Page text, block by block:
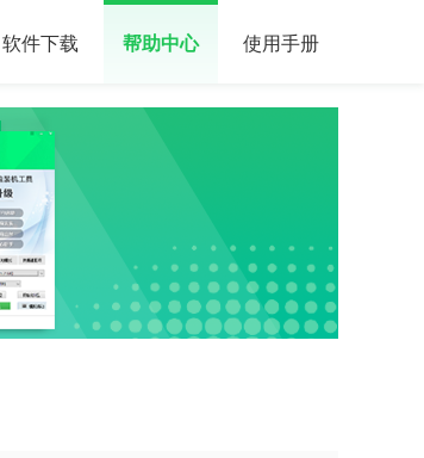
软件下载 帮助中心 使用手册